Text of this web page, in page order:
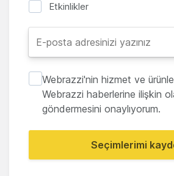
Etkinlikler
Webrazzi'nin hizmet ve
Webrazzi haberlerine ilişkin
göndermesini onaylıyorum.
Seçimlerimi